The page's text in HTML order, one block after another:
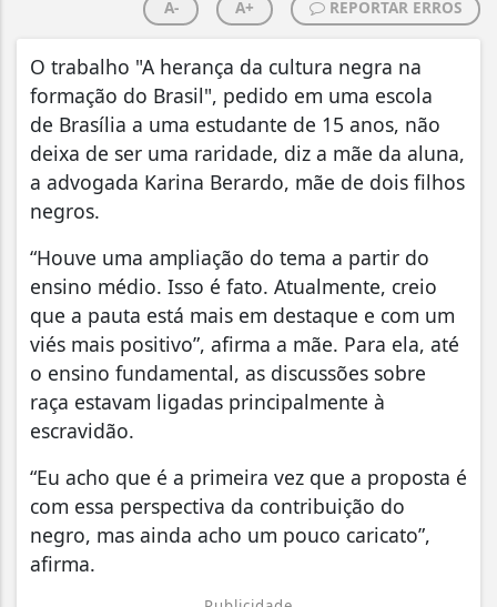
A- A+ REPORTAR ERROS
O trabalho "A herança da cultura negra na
formação do Brasil", pedido em uma escola
de Brasília a uma estudante de 15 anos, não
deixa de ser uma raridade, diz a mãe da aluna,
a advogada Karina Berardo, mãe de dois filhos
negros.
“Houve uma ampliação do tema a partir do
ensino médio. Isso é fato. Atualmente, creio
que a pauta está mais em destaque e com um
viés mais positivo”, afirma a mãe. Para ela, até
o ensino fundamental, as discussões sobre
raça estavam ligadas principalmente à
escravidão.
“Eu acho que é a primeira vez que a proposta é
com essa perspectiva da contribuição do
negro, mas ainda acho um pouco caricato”,
afirma.